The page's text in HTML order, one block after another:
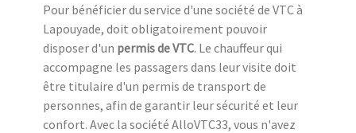
Pour bénéficier du service d'une société de VTC à
Lapouyade, doit obligatoirement pouvoir
disposer d'un permis de VTC. Le chauffeur qui
accompagne les passagers dans leur visite doit
être titulaire d'un permis de transport de
personnes, afin de garantir leur sécurité et leur
confort. Avec la société AlloVTC33, vous n'avez